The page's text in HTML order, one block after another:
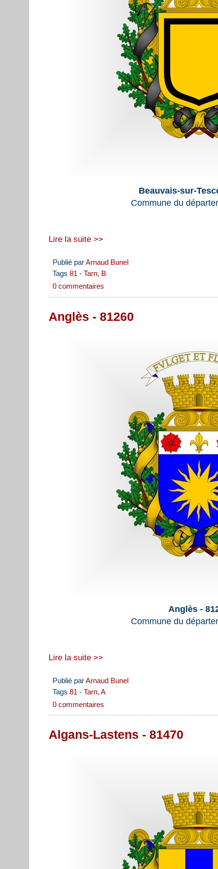
Beauvais-sur-
Commune du
Lire la suite >>
Publié parArnaud Bunel
Tags 81 - Tarn, B
0 commentaires
Anglès - 81260
Anglès -
Commune du
Lire la suite >>
Publié parArnaud Bunel
Tags 81 - Tarn, A
0 commentaires
Algans-Lastens - 81470